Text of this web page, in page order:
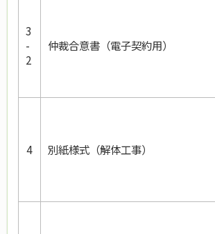
3
-
2
仲裁合意書（電子契約用）
4 別紙様式（解体工事）